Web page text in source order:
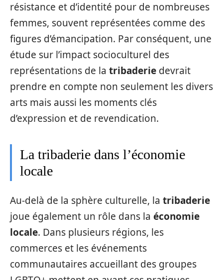
résistance et d’identité pour de nombreuses
femmes, souvent représentées comme des
figures d’émancipation. Par conséquent, une
étude sur l’impact socioculturel des
représentations de la tribaderie devrait
prendre en compte non seulement les divers
arts mais aussi les moments clés
d’expression et de revendication.
La tribaderie dans l’économie
locale
Au-delà de la sphère culturelle, la tribaderie
joue également un rôle dans la économie
locale. Dans plusieurs régions, les
commerces et les événements
communautaires accueillant des groupes